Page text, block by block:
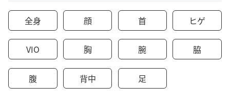
全身 顔 首 ヒゲ
VIO 胸 腕 脇
腹 背中 足